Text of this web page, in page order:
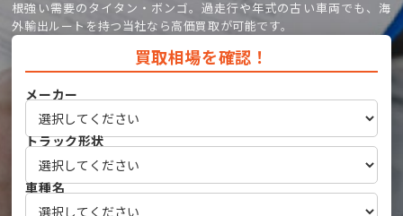
根強い需要のタイタン・ボンゴ。過走行や年式の古い車両でも、海
外輸出ルートを持つ当社なら高価買取が可能です。
買取相場を確認！
メーカー
トラック形状
車種名